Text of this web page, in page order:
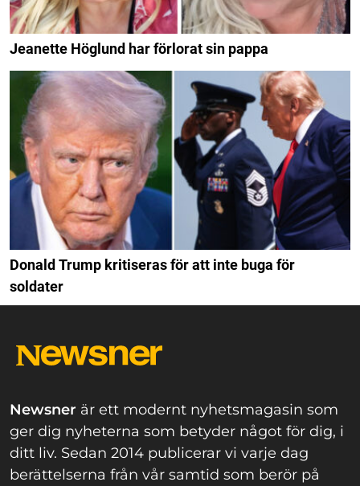
Jeanette Höglund har förlorat sin pappa
Donald Trump kritiseras för att inte buga för
soldater
Newsner är ett modernt nyhetsmagasin som
ger dig nyheterna som betyder något för dig, i
ditt liv. Sedan 2014 publicerar vi varje dag
berättelserna från vår samtid som berör på